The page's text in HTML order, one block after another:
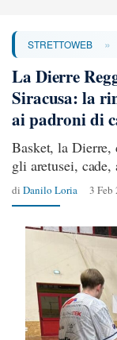
STRETTOWEB »
La Dierre
Siracusa: la
ai padroni di
Basket, la Dierre,
gli aretusei, cade,
di Danilo Loria 3 Feb